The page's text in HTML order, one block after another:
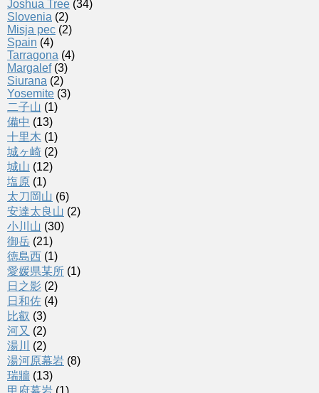
Joshua Tree (34)
Slovenia (2)
Misja pec (2)
Spain (4)
Tarragona (4)
Margalef(3)
Siurana (2)
Yosemite (3)
二子山 (1)
備中 (13)
十里木 (1)
城ヶ崎 (2)
城山 (12)
塩原 (1)
太刀岡山 (6)
安達太良山 (2)
小川山 (30)
御岳 (21)
徳島西 (1)
愛媛県某所 (1)
日之影 (2)
日和佐 (4)
比叡 (3)
河又 (2)
湯川
(2)
湯河原幕岩 (8)
瑞牆 (13)
甲府幕岩 (1)